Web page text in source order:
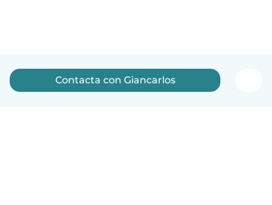
Contacta con Giancarlos